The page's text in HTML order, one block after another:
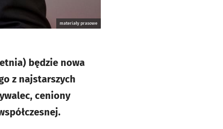
materiały prasowe
będzie nowa
z najstarszych
ceniony